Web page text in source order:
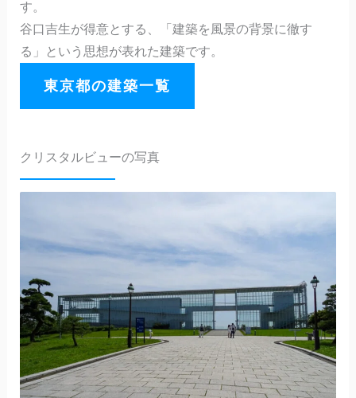
す。
谷口吉生が得意とする、「建築を風景の背景に徹す
る」という思想が表れた建築です。
東京都の建築一覧
クリスタルビューの写真